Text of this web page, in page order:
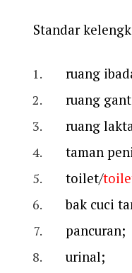
Standar
ruang
ruang
ruang
taman
toilet/
bak cuci
pancuran;
urinal;